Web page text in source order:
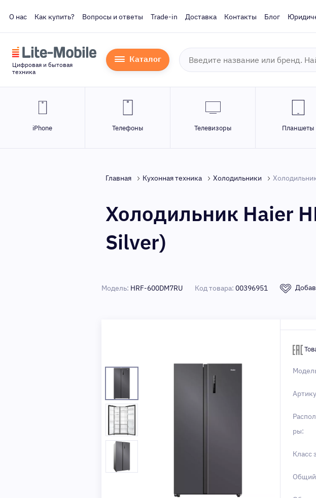
О нас Как купить? Вопросы и ответы Trade-in Доставка Контакты Блог
Цифровая и бытовая
техника
Каталог
iPhone Телефоны Телевизоры Планшеты
Главная Кухонная техника Холодильники
Холодильник Haier
Silver)
Модель: HRF-600DM7RU Код товара: 00396951
ры:
Класс